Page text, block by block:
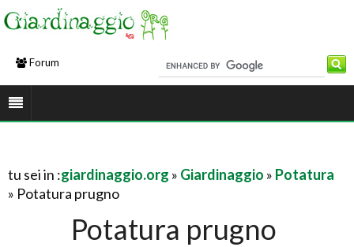
Forum
tu sei in :giardinaggio.org » Giardinaggio » Potatura
» Potatura prugno
Potatura prugno